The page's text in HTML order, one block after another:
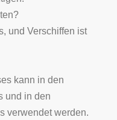
und Verschiffen ist
kann in den
und in den
verwendet werden.